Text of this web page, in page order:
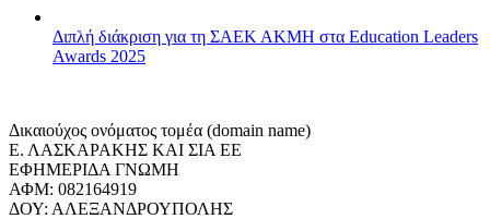
Διπλή διάκριση για τη ΣΑΕΚ ΑΚΜΗ στα Education Leaders
Awards 2025
Δικαιούχος ονόματος τομέα (domain name)
Ε. ΛΑΣΚΑΡΑΚΗΣ ΚΑΙ ΣΙΑ ΕΕ
ΕΦΗΜΕΡΙΔΑ ΓΝΩΜΗ
ΑΦΜ: 082164919
ΔΟΥ: ΑΛΕΞΑΝΔΡΟΥΠΟΛΗΣ